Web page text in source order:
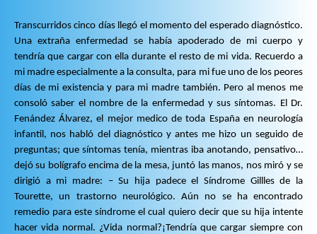
Transcurridos cinco días llegó el momento del esperado diagnóstico.
Una extraña enfermedad se había apoderado de mi cuerpo y
tendría que cargar con ella durante el resto de mi vida. Recuerdo a
mi madre especialmente a la consulta, para mi fue uno de los peores
días de mi existencia y para mi madre también. Pero al menos me
consoló saber el nombre de la enfermedad y sus síntomas. El Dr.
Fenández Álvarez, el mejor medico de toda España en neurología
infantil, nos habló del diagnóstico y antes me hizo un seguido de
preguntas; que síntomas tenía, mientras iba anotando, pensativo…
dejó su bolígrafo encima de la mesa, juntó las manos, nos miró y se
dirigió a mi madre: – Su hija padece el Síndrome Gillles de la
Tourette, un trastorno neurológico. Aún no se ha encontrado
remedio para este síndrome el cual quiero decir que su hija intente
hacer vida normal. ¿Vida normal?¡Tendría que cargar siempre con